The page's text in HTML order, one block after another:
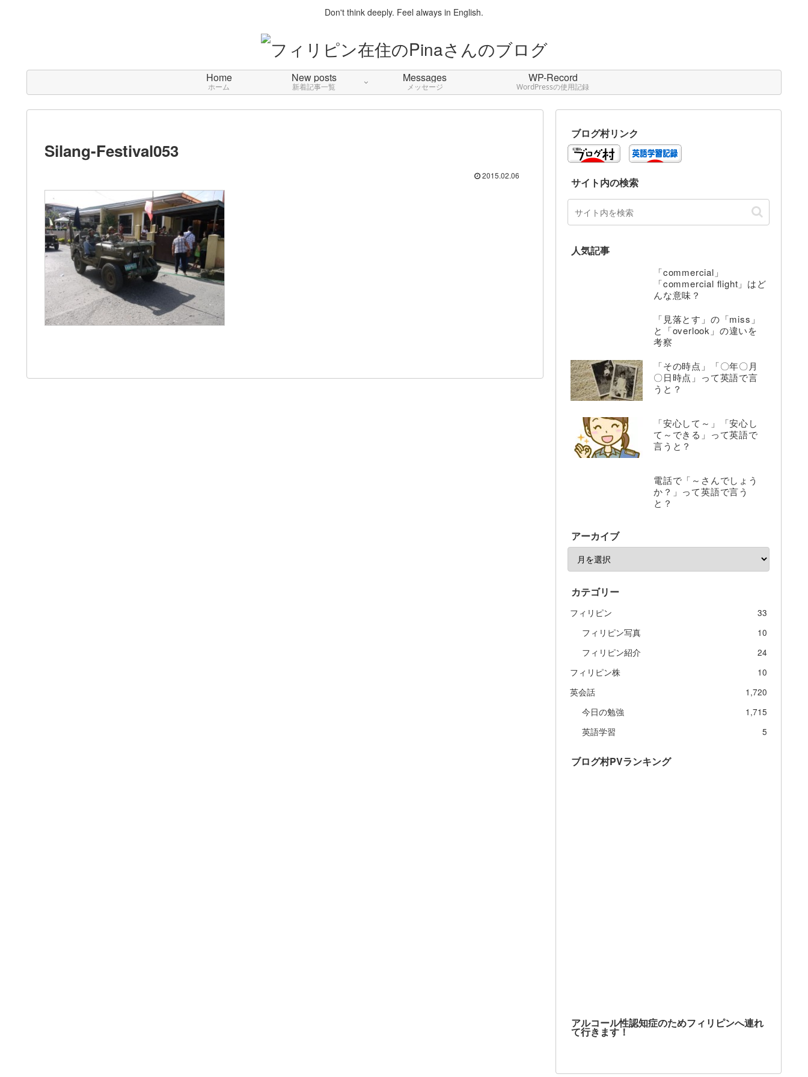
Don't think deeply. Feel always in English.
Home
ホーム
New posts
新着記事一覧
Messages
メッセージ
WP-Record
WordPressの使用記録
Silang-Festival053
2015.02.06
ブログ村リンク
サイト内の検索
人気記事
「commercial」
「commercial flight」はど
んな意味？
「見落とす」の「miss」
と「overlook」の違いを
考察
「その時点」「〇年〇月
〇日時点」って英語で言
うと？
「安心して～」「安心し
て～できる」って英語で
言うと？
電話で「～さんでしょう
か？」って英語で言う
と？
アーカイブ
カテゴリー
フィリピン
33
フィリピン写真
10
フィリピン紹介
24
フィリピン株
10
英会話
1,720
今日の勉強
1,715
英語学習
5
ブログ村PVランキング
アルコール性認知症のためフィリピンへ連れ
て行きます！